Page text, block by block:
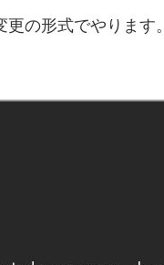
の形式でやります。